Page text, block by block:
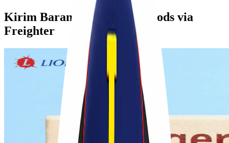
Kirim Barang Dangerous Goods via
Freighter